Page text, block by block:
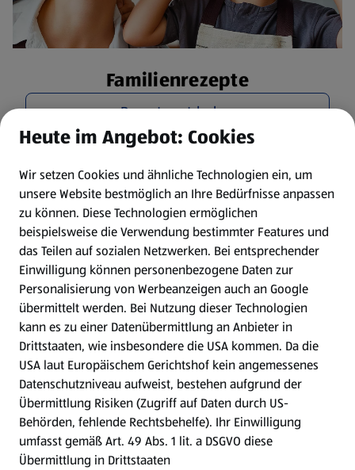
Familienrezepte
Rezepte entdecken
Kochen für Kinder
Rezepte entdecken
Heute im Angebot: Cookies
Wir setzen Cookies und ähnliche Technologien ein, um
unsere Website bestmöglich an Ihre Bedürfnisse anpassen
zu können. Diese Technologien ermöglichen
beispielsweise die Verwendung bestimmter Features und
das Teilen auf sozialen Netzwerken. Bei entsprechender
Einwilligung können personenbezogene Daten zur
Personalisierung von Werbeanzeigen auch an Google
übermittelt werden. Bei Nutzung dieser Technologien
kann es zu einer Datenübermittlung an Anbieter in
Drittstaaten, wie insbesondere die USA kommen. Da die
USA laut Europäischem Gerichtshof kein angemessenes
Datenschutzniveau aufweist, bestehen aufgrund der
Übermittlung Risiken (Zugriff auf Daten durch US-
Behörden, fehlende Rechtsbehelfe). Ihr Einwilligung
umfasst gemäß Art. 49 Abs. 1 lit. a DSGVO diese
Übermittlung in Drittstaaten